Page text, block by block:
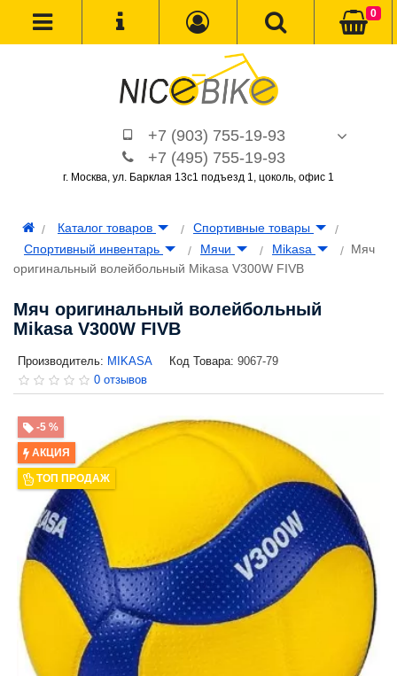
+7 (903) 755-19-93
+7 (495) 755-19-93
г. Москва, ул. Барклая 13с1 подъезд 1, цоколь, офис 1
0
Каталог товаров
Спортивные товары
Спортивный инвентарь
Мячи Mikasa
Мяч
оригинальный волейбольный Mikasa V300W FIVB
Мяч оригинальный волейбольный
Mikasa V300W FIVB
Производитель: MIKASA Код Товара: 9067-79
0 отзывов
-5 %
АКЦИЯ
ТОП ПРОДАЖ